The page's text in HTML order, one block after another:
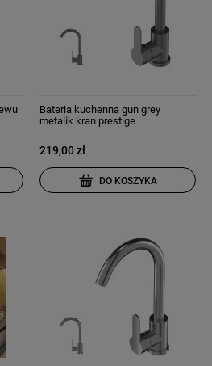
Bateria kuchenna gun grey
metalik kran prestige
219,00 zł
DO KOSZYKA